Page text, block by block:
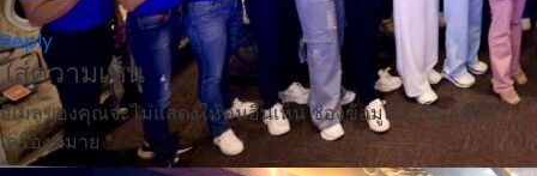
Reply
ใส่ความเห็น
อีเมลของคุณจะไม่แสดงให้คนอื่นเห็นช่องข้อมูลจำเป็นถูกทำ
เครื่องหมาย*